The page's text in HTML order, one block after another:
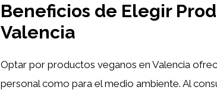
Beneficios de Elegir
Valencia
Optar por productos veganos en Valencia
personal como para el medio ambiente. Al